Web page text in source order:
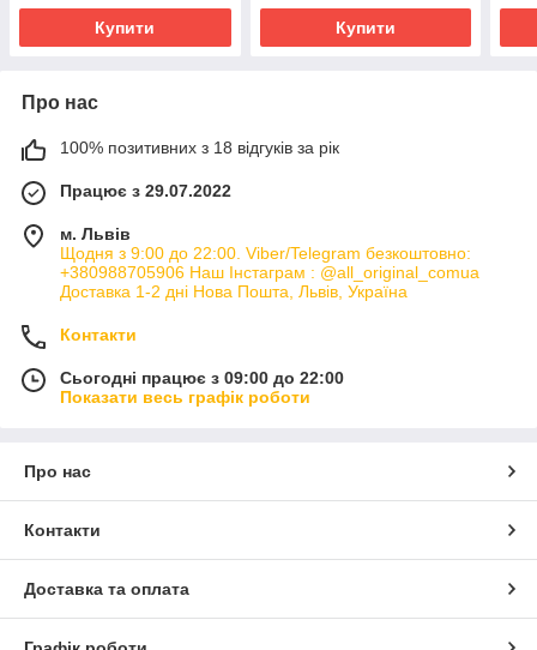
Купити Купити
Про нас
100% позитивних з 18 відгуків за рік
Працює з 29.07.2022
м. Львів
Щодня з 9:00 до 22:00. Viber/Telegram безкоштовно:
+380988705906 Наш Інстаграм : @all_original_comua
Доставка 1-2 дні Нова Пошта, Львів, Україна
Контакти
Сьогодні працює з 09:00 до 22:00
Показати весь графік роботи
Про нас
Контакти
Доставка та оплата